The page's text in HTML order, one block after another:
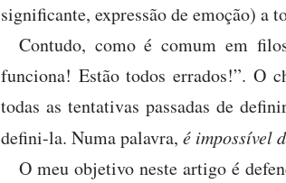
significante, expressão de emoção) a
Contudo, como é comum em
funciona! Estão todos errados!”. O
todas as tentativas passadas de
defini-la. Numa palavra, é impossível
O meu objetivo neste artigo é